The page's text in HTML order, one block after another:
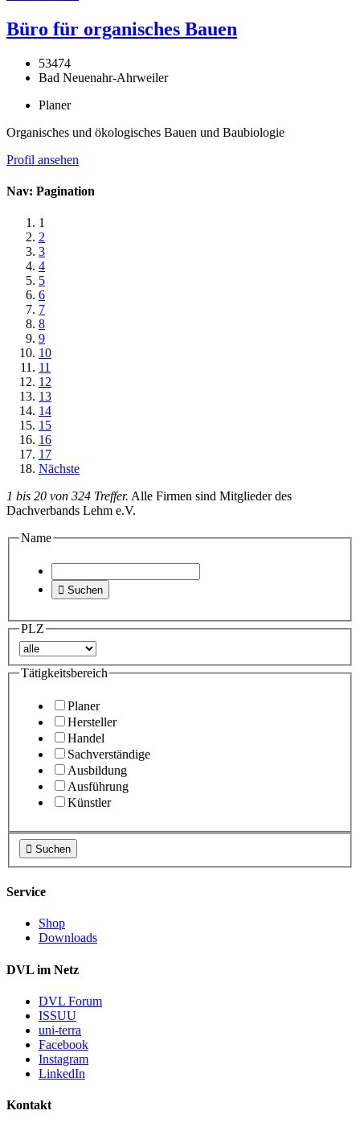
Büro für organisches Bauen
53474
Bad Neuenahr-Ahrweiler
Planer
Organisches und ökologisches Bauen und Baubiologie
Profil ansehen
Nav: Pagination
1
2
3
4
5
6
7
8
9
10
11
12
13
14
15
16
17
Nächste
1 bis 20 von 324 Treffer. Alle Firmen sind Mitglieder des
Dachverbands Lehm e.V.
Name
 Suchen
PLZ
Tätigkeitsbereich
Planer
Hersteller
Handel
Sachverständige
Ausbildung
Ausführung
Künstler
 Suchen
Service
Shop
Downloads
DVL im Netz
DVL Forum
ISSUU
uni-terra
Facebook
Instagram
LinkedIn
Kontakt